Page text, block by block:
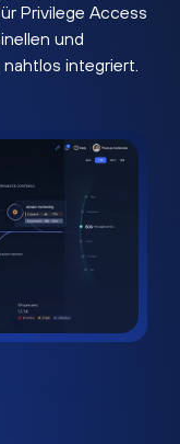
Privilege Access
und
integriert.